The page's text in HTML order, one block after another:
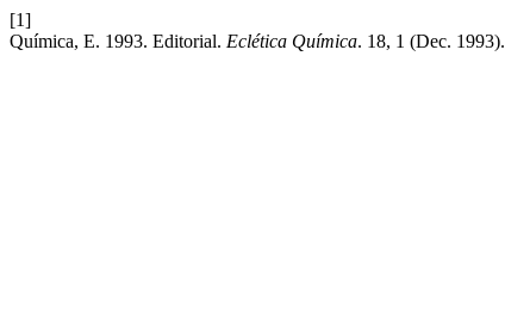
[1]
Química, E. 1993. Editorial. Eclética Química. 18, 1 (Dec. 1993).